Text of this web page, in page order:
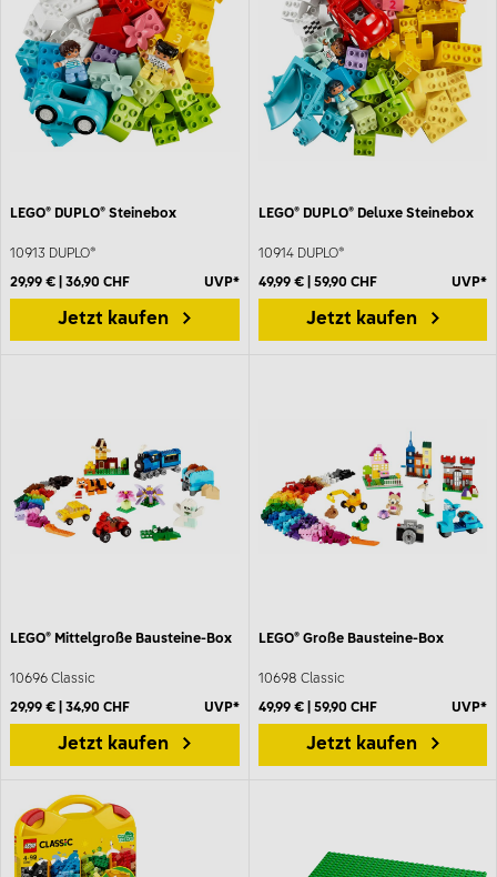
LEGO® DUPLO® Steinebox
10913 DUPLO®
29,99 € | 36,90 CHF UVP*
Jetzt kaufen
LEGO® DUPLO® Deluxe Steinebox
10914 DUPLO®
49,99 € | 59,90 CHF UVP*
Jetzt kaufen
LEGO® Mittelgroße Bausteine-Box
10696 Classic
29,99 € | 34,90 CHF UVP*
Jetzt kaufen
LEGO® Große Bausteine-Box
10698 Classic
49,99 € | 59,90 CHF UVP*
Jetzt kaufen